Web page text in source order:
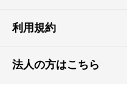
利用規約
法人の方はこちら